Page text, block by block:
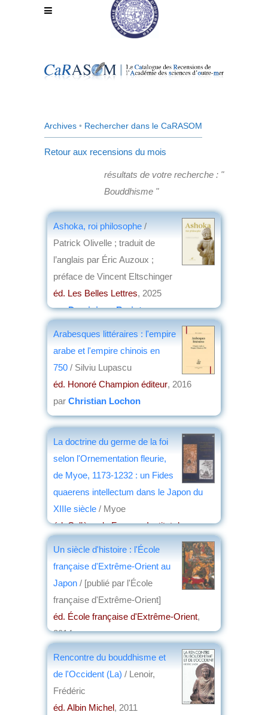
Archives • Rechercher dans le CaRASOM
Retour aux recensions du mois
résultats de votre recherche : "
Bouddhisme "
Ashoka, roi philosophe /
Patrick Olivelle ; traduit de
l’anglais par Éric Auzoux ;
préface de Vincent Eltschinger
éd. Les Belles Lettres, 2025
parDominique Barjot
Arabesques littéraires : l'empire
arabe et l'empire chinois en
750 / Silviu Lupascu
éd. Honoré Champion éditeur, 2016
par Christian Lochon
La doctrine du germe de la foi
selon l'Ornementation fleurie,
de Myoe, 1173-1232 : un Fides
quaerens intellectum dans le Japon du
XIIIe siècle / Myoe
éd. Collège de France - Institut des
hautes études japonaises
Un siècle d'histoire : l'École
française d'Extrême-Orient au
Japon / [publié par l'École
française d'Extrême-Orient]
éd. École française d'Extrême-Orient,
2014
Rencontre du bouddhisme et
de l'Occident (La) / Lenoir,
Frédéric
éd. Albin Michel, 2011